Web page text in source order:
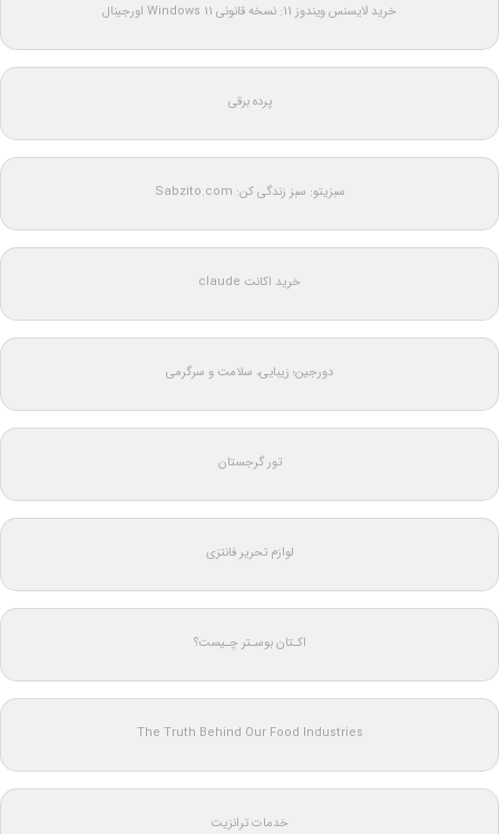
خرید لایسنس ویندوز 11: نسخه قانونی Windows 11 اورجینال
پرده برقی
سبزیتو: سبز زندگی کن: Sabzito.com
خرید اکانت claude
دورجین؛ زیبایی، سلامت و سرگرمی
تور گرجستان
لوازم تحریر فانتزی
اکـتان بوسـتر چـیست؟
The Truth Behind Our Food Industries
خدمات ترانزیت